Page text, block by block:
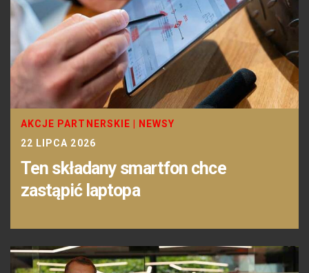
AKCJE PARTNERSKIE
NEWSY
22 LIPCA 2026
Ten składany smartfon chce
zastąpić laptopa